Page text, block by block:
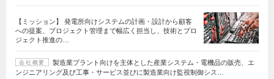
【ミッション】 発電所向けシステムの計画・設計から顧客
への提案、プロジェクト管理まで幅広く担当し、技術とプロ
ジェクト推進の…
会社概要
製造業プラント向けを主体とした産業システム・電機品の販売、エ
ンジニアリング及び工事・サービス並びに製造業向け監視制御シス…